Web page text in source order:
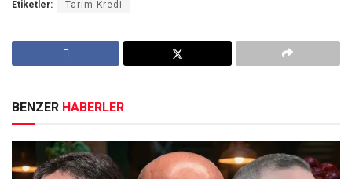
Etiketler: Tarım Kredi
BENZER HABERLER